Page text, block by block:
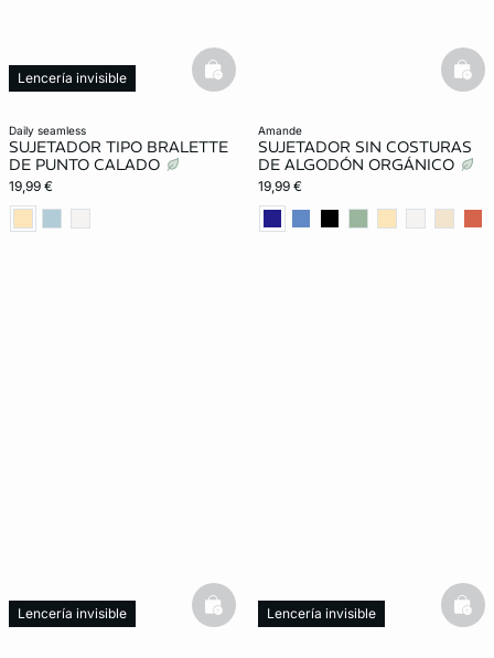
daily seamless
SUJETADOR TIPO BRALETTE
DE PUNTO CALADO
19,99 €
Lencería invisible basketfull
amande
SUJETADOR SIN COSTURAS
DE ALGODÓN ORGÁNICO
19,99 €
Lencería invisible basketfullLencería invisible